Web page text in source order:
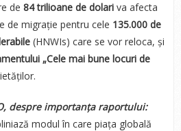
de 84 trilioane de dolariva afecta
de migrație pentru cele 135.000 de
(HNWIs) care se vor reloca, și
„Cele mai bune locuri de
despre importanța raportului:
modul în care piața globală